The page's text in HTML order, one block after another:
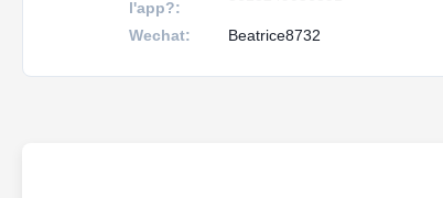
l'app?:
Wechat: Beatrice8732